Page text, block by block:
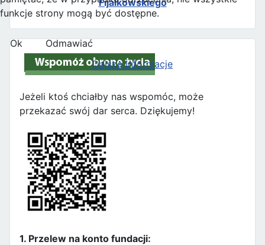
Jeżeli ktoś chciałby nas wspomóc, może
przekazać swój dar serca. Dziękujemy!
1. Przelew na konto fundacji:
funkcje strony mogą być dostępne.
Ok
Odmawiać
Dalsze informacje